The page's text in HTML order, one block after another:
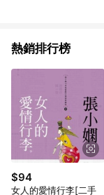
熱銷排行榜
$94
女人的愛情行李[二手